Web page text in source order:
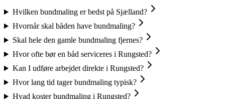
Hvilken bundmaling er bedst på Sjælland?
Hvornår skal båden have bundmaling?
Skal hele den gamle bundmaling fjernes?
Hvor ofte bør en båd serviceres i Rungsted?
Kan I udføre arbejdet direkte i Rungsted?
Hvor lang tid tager bundmaling typisk?
Hvad koster bundmaling i Rungsted?